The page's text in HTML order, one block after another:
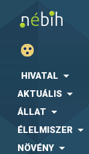
HIVATAL
AKTUÁLIS
ÁLLAT
ÉLELMISZER
NÖVÉNY